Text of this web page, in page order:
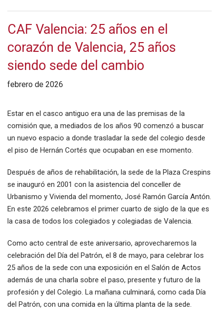
CAF Valencia: 25 años en el
corazón de Valencia, 25 años
siendo sede del cambio
febrero de 2026
Estar en el casco antiguo era una de las premisas de la
comisión que, a mediados de los años 90 comenzó a buscar
un nuevo espacio a donde trasladar la sede del colegio desde
el piso de Hernán Cortés que ocupaban en ese momento.
Después de años de rehabilitación, la sede de la Plaza Crespins
se inauguró en 2001 con la asistencia del conceller de
Urbanismo y Vivienda del momento, José Ramón García Antón.
En este 2026 celebramos el primer cuarto de siglo de la que es
la casa de todos los colegiados y colegiadas de Valencia.
Como acto central de este aniversario, aprovecharemos la
celebración del Día del Patrón, el 8 de mayo, para celebrar los
25 años de la sede con una exposición en el Salón de Actos
además de una charla sobre el paso, presente y futuro de la
profesión y del Colegio. La mañana culminará, como cada Día
del Patrón, con una comida en la última planta de la sede.